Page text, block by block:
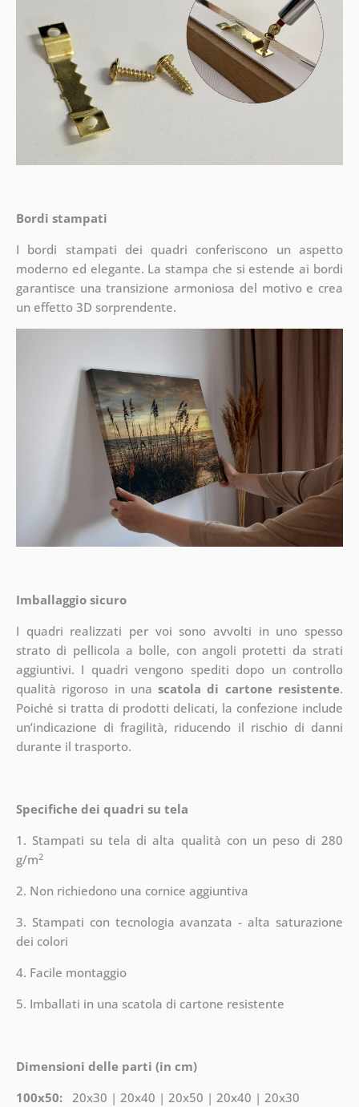
Bordi stampati
I bordi stampati dei quadri conferiscono un aspetto
moderno ed elegante. La stampa che si estende ai bordi
garantisce una transizione armoniosa del motivo e crea
un effetto 3D sorprendente.
Imballaggio sicuro
I quadri realizzati per voi sono avvolti in uno spesso
strato di pellicola a bolle, con angoli protetti da strati
aggiuntivi. I quadri vengono spediti dopo un controllo
qualità rigoroso in unascatola di cartone resistente.
Poiché si tratta di prodotti delicati, la confezione include
un’indicazione di fragilità, riducendo il rischio di danni
durante il trasporto.
Specifiche dei quadri su tela
1. Stampati su tela di alta qualità con un peso di 280
g/m2
2. Non richiedono una cornice aggiuntiva
3. Stampati con tecnologia avanzata - alta saturazione
dei colori
4. Facile montaggio
5. Imballati in una scatola di cartone resistente
Dimensioni delle parti (in cm)
100x50: 20x30 | 20x40 | 20x50 | 20x40 | 20x30